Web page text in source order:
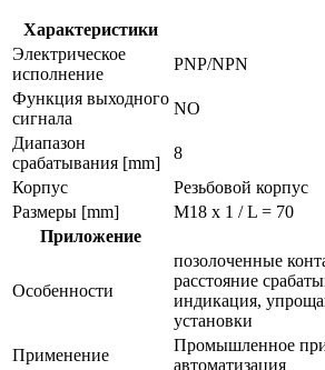
Характеристики
Электрическое
исполнение
PNP/NPN
Функция выходного
сигнала
NO
Диапазон
срабатывания [mm]
8
Корпус
Резьбовой корпус
Размеры [mm]
M18 x 1 / L = 70
Приложение
Особенности
позолоченные
расстояние
индикация,
установки
Применение
Промышленное
автоматизация